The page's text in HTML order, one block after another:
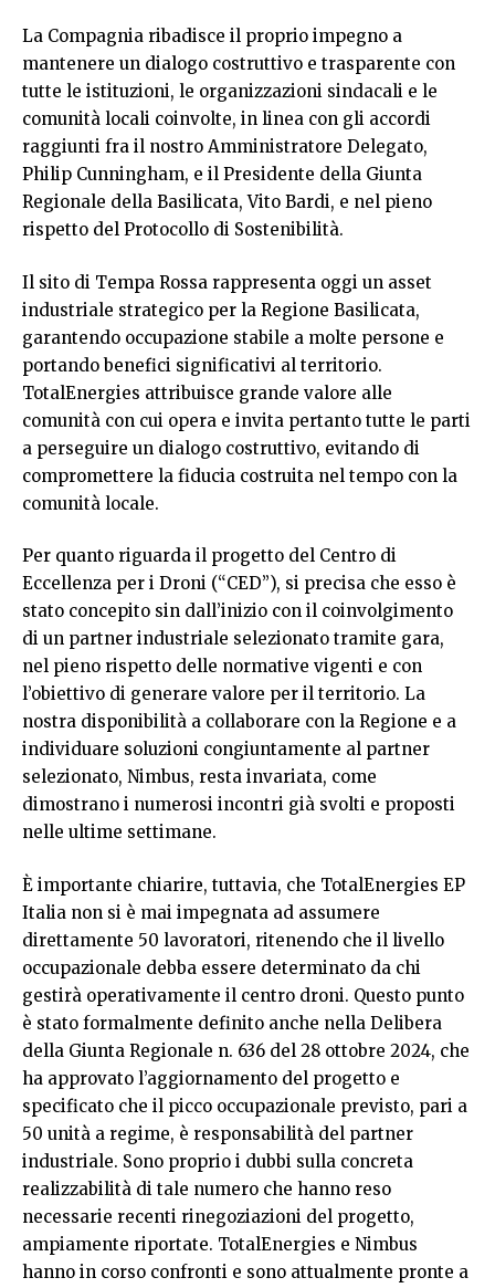
La Compagnia ribadisce il proprio impegno a
mantenere un dialogo costruttivo e trasparente con
tutte le istituzioni, le organizzazioni sindacali e le
comunità locali coinvolte, in linea con gli accordi
raggiunti fra il nostro Amministratore Delegato,
Philip Cunningham, e il Presidente della Giunta
Regionale della Basilicata, Vito Bardi, e nel pieno
rispetto del Protocollo di Sostenibilità.
Il sito di Tempa Rossa rappresenta oggi un asset
industriale strategico per la Regione Basilicata,
garantendo occupazione stabile a molte persone e
portando benefici significativi al territorio.
TotalEnergies attribuisce grande valore alle
comunità con cui opera e invita pertanto tutte le parti
a perseguire un dialogo costruttivo, evitando di
compromettere la fiducia costruita nel tempo con la
comunità locale.
Per quanto riguarda il progetto del Centro di
Eccellenza per i Droni (“CED”), si precisa che esso è
stato concepito sin dall’inizio con il coinvolgimento
di un partner industriale selezionato tramite gara,
nel pieno rispetto delle normative vigenti e con
l’obiettivo di generare valore per il territorio. La
nostra disponibilità a collaborare con la Regione e a
individuare soluzioni congiuntamente al partner
selezionato, Nimbus, resta invariata, come
dimostrano i numerosi incontri già svolti e proposti
nelle ultime settimane.
È importante chiarire, tuttavia, che TotalEnergies EP
Italia non si è mai impegnata ad assumere
direttamente 50 lavoratori, ritenendo che il livello
occupazionale debba essere determinato da chi
gestirà operativamente il centro droni. Questo punto
è stato formalmente definito anche nella Delibera
della Giunta Regionale n. 636 del 28 ottobre 2024, che
ha approvato l’aggiornamento del progetto e
specificato che il picco occupazionale previsto, pari a
50 unità a regime, è responsabilità del partner
industriale. Sono proprio i dubbi sulla concreta
realizzabilità di tale numero che hanno reso
necessarie recenti rinegoziazioni del progetto,
ampiamente riportate. TotalEnergies e Nimbus
hanno in corso confronti e sono attualmente pronte a